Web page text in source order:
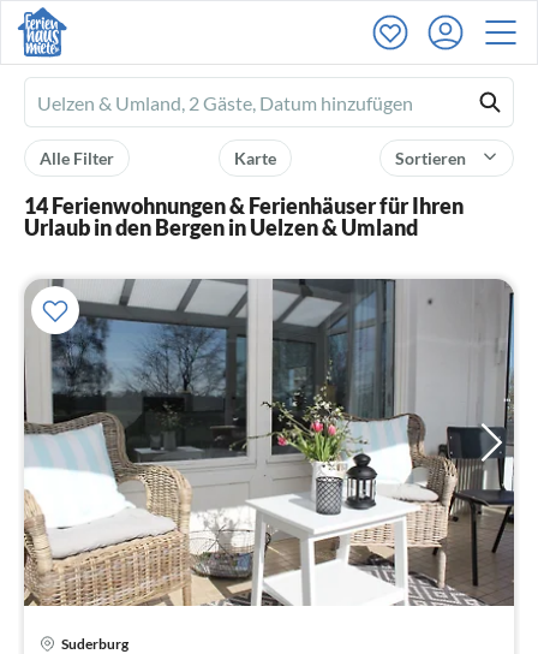
Ferienhausmiete
logo
Sortieren
Karte
Alle Filter
14 Ferienwohnungen & Ferienhäuser für Ihren
Urlaub in den Bergen in Uelzen & Umland
Suderburg